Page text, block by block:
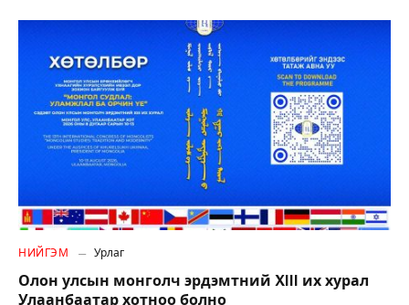
НИЙГЭМ Урлаг
Олон улсын монголч эрдэмтний XIII их хурал
Улаанбаатар хотноо болно